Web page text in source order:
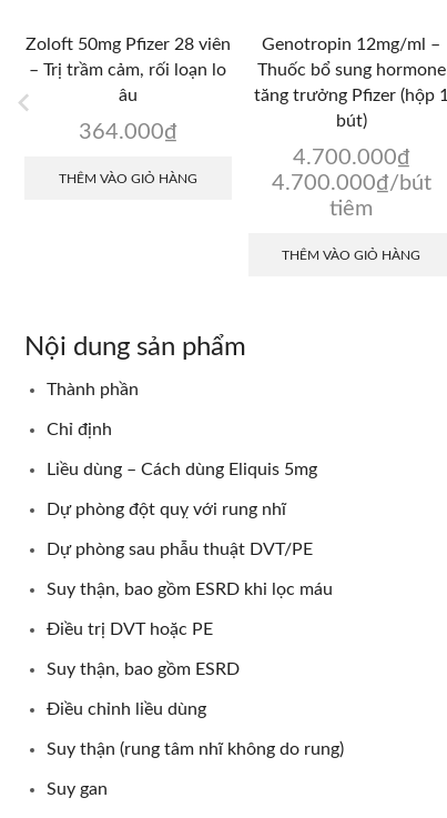
Zoloft 50mg Pfizer 28 viên
– Trị trầm cảm, rối loạn lo
âu
364.000₫
THÊM VÀO GIỎ HÀNG
Genotropin 12mg/ml –
Thuốc bổ sung hormone
tăng trưởng Pfizer (hộp 1
bút)
4.700.000₫
4.700.000₫/bút
tiêm
THÊM VÀO GIỎ HÀNG
Nội dung sản phẩm
Thành phần
Chỉ định
Liều dùng – Cách dùng Eliquis 5mg
Dự phòng đột quỵ với rung nhĩ
Dự phòng sau phẫu thuật DVT/PE
Suy thận, bao gồm ESRD khi lọc máu
Điều trị DVT hoặc PE
Suy thận, bao gồm ESRD
Điều chỉnh liều dùng
Suy thận (rung tâm nhĩ không do rung)
Suy gan